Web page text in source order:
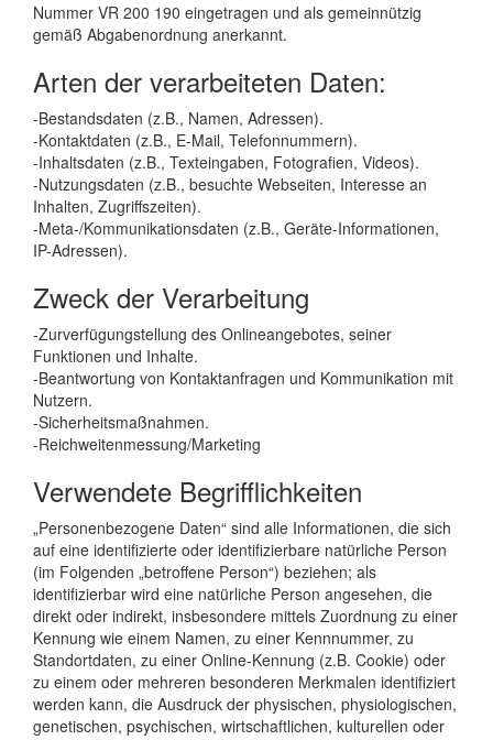
Nummer VR 200 190 eingetragen und als gemeinnützig
gemäß Abgabenordnung anerkannt.
Arten der verarbeiteten Daten:
-Bestandsdaten (z.B., Namen, Adressen).
-Kontaktdaten (z.B., E-Mail, Telefonnummern).
-Inhaltsdaten (z.B., Texteingaben, Fotografien, Videos).
-Nutzungsdaten (z.B., besuchte Webseiten, Interesse an
Inhalten, Zugriffszeiten).
-Meta-/Kommunikationsdaten (z.B., Geräte-Informationen,
IP-Adressen).
Zweck der Verarbeitung
-Zurverfügungstellung des Onlineangebotes, seiner
Funktionen und Inhalte.
-Beantwortung von Kontaktanfragen und Kommunikation mit
Nutzern.
-Sicherheitsmaßnahmen.
-Reichweitenmessung/Marketing
Verwendete Begrifflichkeiten
„Personenbezogene Daten“ sind alle Informationen, die sich
auf eine identifizierte oder identifizierbare natürliche Person
(im Folgenden „betroffene Person“) beziehen; als
identifizierbar wird eine natürliche Person angesehen, die
direkt oder indirekt, insbesondere mittels Zuordnung zu einer
Kennung wie einem Namen, zu einer Kennnummer, zu
Standortdaten, zu einer Online-Kennung (z.B. Cookie) oder
zu einem oder mehreren besonderen Merkmalen identifiziert
werden kann, die Ausdruck der physischen, physiologischen,
genetischen, psychischen, wirtschaftlichen, kulturellen oder